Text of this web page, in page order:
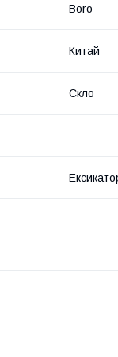
Boro
Китай
Скло